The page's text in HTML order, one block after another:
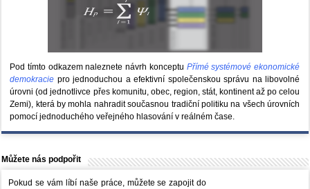
Pod tímto odkazem naleznete návrh konceptu Přímé systémové ekonomické
demokracie pro jednoduchou a efektivní společenskou správu na libovolné
úrovni (od jednotlivce přes komunitu, obec, region, stát, kontinent až po celou
Zemi), která by mohla nahradit současnou tradiční politiku na všech úrovních
pomocí jednoduchého veřejného hlasování v reálném čase.
Můžete nás podpořit
Pokud se vám líbí naše práce, můžete se zapojit do